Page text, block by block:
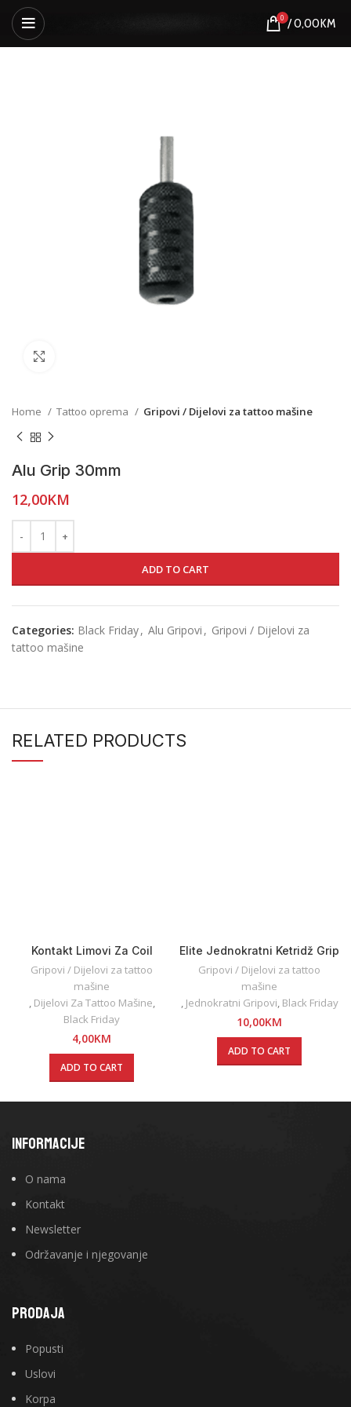
0 /0,00KM
Home Tattoo oprema Gripovi / Dijelovi za tattoo mašine
Alu Grip 30mm
12,00KM
ADD TO CART
Categories: Black Friday, Alu Gripovi , Gripovi / Dijelovi za
tattoo mašine
RELATED PRODUCTS
Kontakt Limovi Za Coil
Mašinu 1KOM
Gripovi / Dijelovi za tattoo
mašine
Dijelovi Za Tattoo Mašine
Black Friday
4,00KM
ADD TO CART
Elite Jednokratni Ketridž Grip
Threaded
Gripovi / Dijelovi za tattoo
mašine
Jednokratni Gripovi Black Friday
10,00KM
ADD TO CART
INFORMACIJE
O nama
Kontakt
Newsletter
Održavanje i njegovanje
PRODAJA
Popusti
Uslovi
Korpa